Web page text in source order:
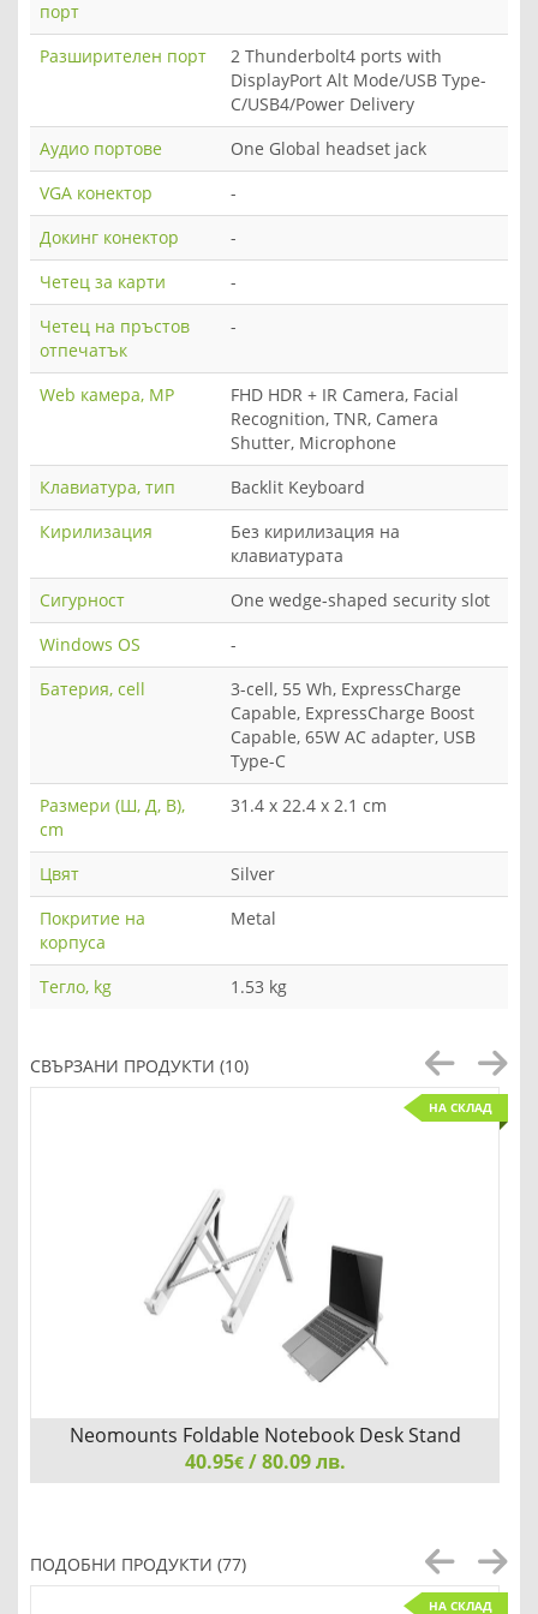
порт
Разширителен порт
2 Thunderbolt4 ports with
DisplayPort Alt Mode/USB Type-
C/USB4/Power Delivery
Аудио портове
One Global headset jack
VGA конектор
-
Докинг конектор
-
Четец за карти
-
Четец на пръстов
отпечатък
-
Web камера, MP
FHD HDR + IR Camera, Facial
Recognition, TNR, Camera
Shutter, Microphone
Клавиатура, тип
Backlit Keyboard
Кирилизация
Без кирилизация на
клавиатурата
Сигурност
One wedge-shaped security slot
Windows OS
-
Батерия, cell
3-cell, 55 Wh, ExpressCharge
Capable, ExpressCharge Boost
Capable, 65W AC adapter, USB
Type-C
Размери (Ш, Д, В),
cm
31.4 x 22.4 x 2.1 cm
Цвят
Silver
Покритие на
корпуса
Metal
Тегло, kg 1.53 kg
СВЪРЗАНИ ПРОДУКТИ (10)
НА СКЛАД
Neomounts Foldable Notebook Desk Stand
(ergonomic)
40.95€/ 80.09 лв.
ПОДОБНИ ПРОДУКТИ (77)
НА СКЛАД